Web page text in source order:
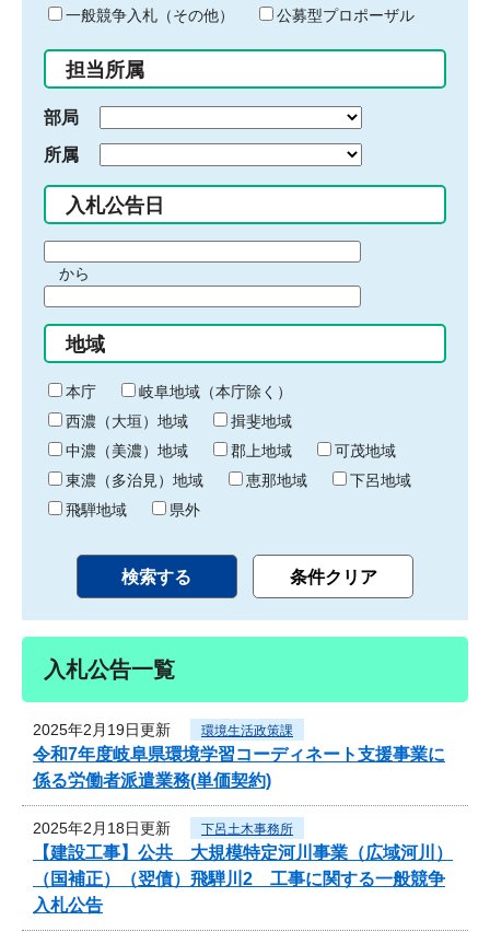
ド
入
力
一般競争入札（その他）
公募型プロポーザル
担当所属
部局
所属
入札公告日
間
始
り
から
間
終
わ
り
地域
本庁
岐阜地域（本庁除く）
西濃（大垣）地域
揖斐地域
中濃（美濃）地域
郡上地域
可茂地域
東濃（多治見）地域
恵那地域
下呂地域
飛騨地域
県外
入札公告一覧
2025年2月19日更新 環境生活政策課
令和7年度岐阜県環境学習コーディネート支援事業に
係る労働者派遣業務(単価契約)
2025年2月18日更新 下呂土木事務所
【建設工事】公共 大規模特定河川事業（広域河川）
（国補正）（翌債）飛騨川2 工事に関する一般競争
入札公告